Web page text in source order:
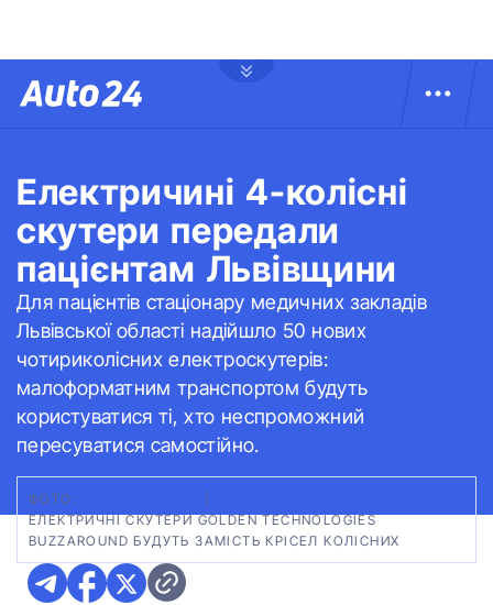
Електричині 4-колісні
скутери передали
пацієнтам Львівщини
Для пацієнтів стаціонару медичних закладів
Львівської області надійшло 50 нових
чотириколісних електроскутерів:
малоформатним транспортом будуть
користуватися ті, хто неспроможний
пересуватися самостійно.
ФОТО:
ЕЛЕКТРИЧНІ СКУТЕРИ GOLDEN TECHNOLOGIES
BUZZAROUND БУДУТЬ ЗАМІСТЬ КРІСЕЛ КОЛІСНИХ